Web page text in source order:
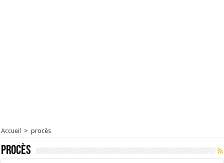
Accueil > procès
procès